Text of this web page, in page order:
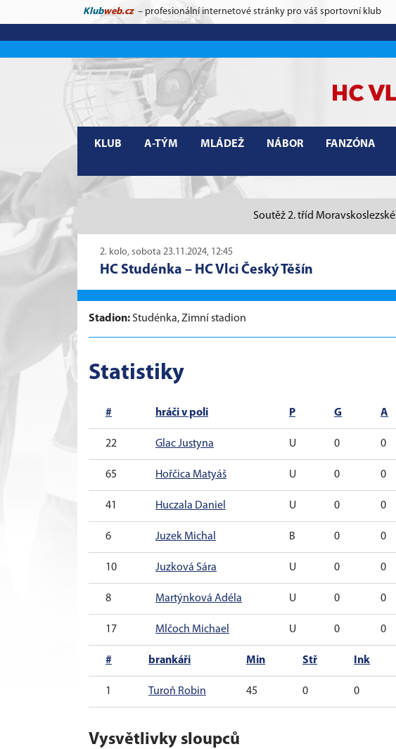
Klubweb.cz – profesionální internetové stránky pro váš sportovní klub
KLUB A-TÝM MLÁDEŽ NÁBOR FANZÓNA
Soutěž 2. tříd
2. kolo, sobota 23.11.2024, 12:45
HC Studénka – HC Vlci Český Těšín
Stadion: Studénka, Zimní stadion
Statistiky
# hráči v poli P G A
22 Glac Justyna U 0 0
65 Hořčica Matyáš U 0 0
41 Huczala Daniel U 0 0
6 Juzek Michal B 0 0
10 Juzková Sára U 0 0
8 Martýnková Adéla U 0 0
17 Mlčoch Michael U 0 0
# brankáři Min Stř Ink
1 Turoň Robin 45 0 0
Vysvětlivky sloupců